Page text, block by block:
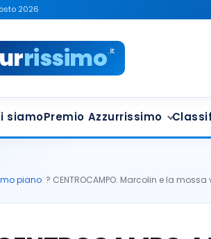
2026
rissimo.it
siamoPremio Azzurrissimo
piano ? CENTROCAMPO. Marcolin e la